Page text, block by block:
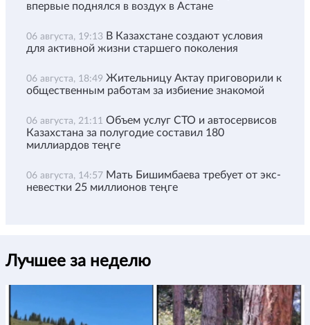
впервые поднялся в воздух в Астане
06 августа, 19:13 В Казахстане создают условия
для активной жизни старшего поколения
06 августа, 18:49 Жительницу Актау приговорили к
общественным работам за избиение знакомой
06 августа, 21:11 Объем услуг СТО и автосервисов
Казахстана за полугодие составил 180
миллиардов теңге
06 августа, 14:57 Мать Бишимбаева требует от экс-
невестки 25 миллионов теңге
Лучшее за неделю